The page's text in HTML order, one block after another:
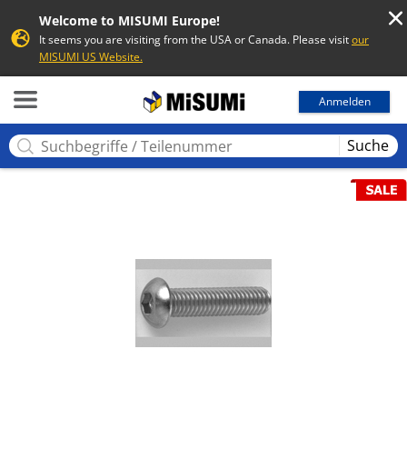
Welcome to MISUMI Europe!
It seems you are visiting from the USA or Canada. Please visitour
MISUMI US Website.
Anmelden
Suche